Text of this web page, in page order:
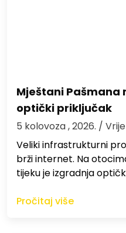
Mještani
optički priključak
5 kolovoza , 2026. /
Veliki infrastrukturni
brži internet. Na
tijeku je izgradnja
Pročitaj više